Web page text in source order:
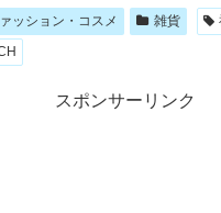
ッション・コスメ 雑貨
スポンサーリンク